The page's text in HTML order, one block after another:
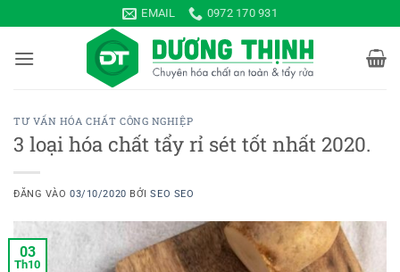
qua
nội
EMAIL 0972 170 931
TƯ VẤN HÓA CHẤT CÔNG NGHIỆP
3 loại hóa chất tẩy rỉ sét tốt nhất 2020.
ĐĂNG VÀO03/10/2020 BỞISEO SEO
03
Th10